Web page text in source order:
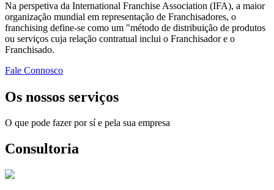
Na perspetiva da International Franchise Association (IFA), a maior
organização mundial em representação de Franchisadores, o
franchising define-se como um "método de distribuição de produtos
ou serviços cuja relação contratual inclui o Franchisador e o
Franchisado.
Fale Connosco
Os nossos serviços
O que pode fazer por sí e pela sua empresa
Consultoria